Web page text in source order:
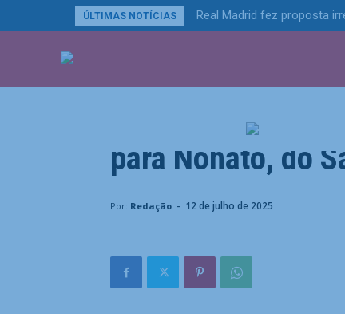
ÚLTIMAS NOTÍCIAS Real Madrid fez proposta
Esportes
Fluminense
para Nonato, do
Por: Redação - 12 de julho de 2025